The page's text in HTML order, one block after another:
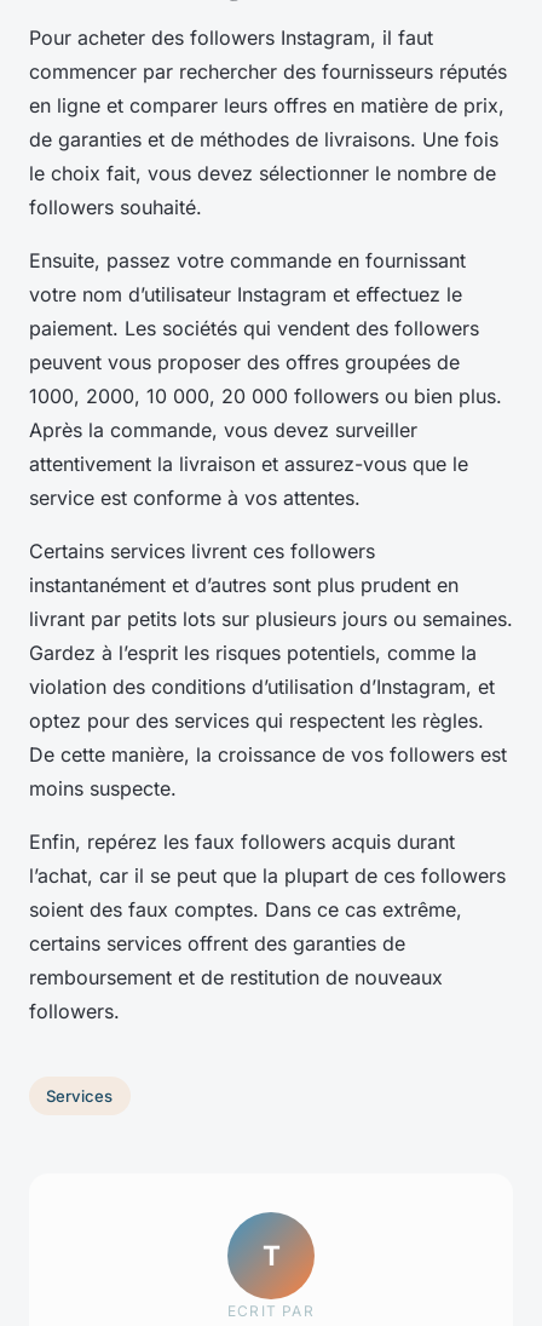
Pour acheter des followers Instagram, il faut
commencer par rechercher des fournisseurs réputés
en ligne et comparer leurs offres en matière de prix,
de garanties et de méthodes de livraisons. Une fois
le choix fait, vous devez sélectionner le nombre de
followers souhaité.
Ensuite, passez votre commande en fournissant
votre nom d’utilisateur Instagram et effectuez le
paiement. Les sociétés qui vendent des followers
peuvent vous proposer des offres groupées de
1000, 2000, 10 000, 20 000 followers ou bien plus.
Après la commande, vous devez surveiller
attentivement la livraison et assurez-vous que le
service est conforme à vos attentes.
Certains services livrent ces followers
instantanément et d’autres sont plus prudent en
livrant par petits lots sur plusieurs jours ou semaines.
Gardez à l’esprit les risques potentiels, comme la
violation des conditions d’utilisation d’Instagram, et
optez pour des services qui respectent les règles.
De cette manière, la croissance de vos followers est
moins suspecte.
Enfin, repérez les faux followers acquis durant
l’achat, car il se peut que la plupart de ces followers
soient des faux comptes. Dans ce cas extrême,
certains services offrent des garanties de
remboursement et de restitution de nouveaux
followers.
Services
T
ECRIT PAR